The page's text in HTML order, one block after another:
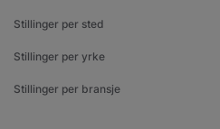
Stillinger per sted
Stillinger per yrke
Stillinger per bransje